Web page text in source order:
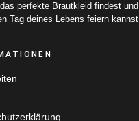
perfekte Brautkleid findest
Tag deines Lebens feiern